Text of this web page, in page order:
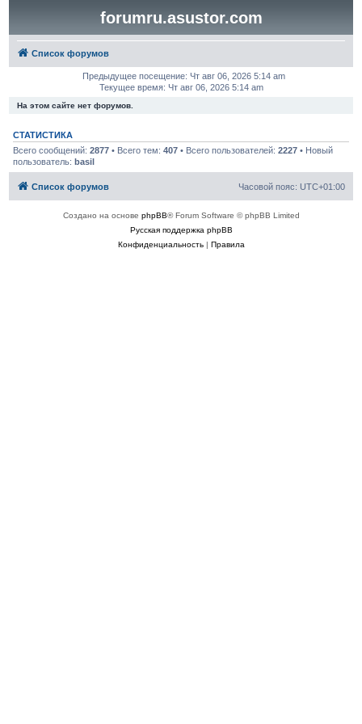
forumru.asustor.com
Список форумов
Предыдущее посещение: Чт авг 06, 2026 5:14 am
Текущее время: Чт авг 06, 2026 5:14 am
На этом сайте нет форумов.
СТАТИСТИКА
Всего сообщений: 2877• Всего тем: 407• Всего пользователей: 2227• Новый
пользователь: basil
Список форумов Часовой пояс: UTC+01:00
Создано на основе phpBB® Forum Software © phpBB Limited
Русская поддержка phpBB
Конфиденциальность| Правила